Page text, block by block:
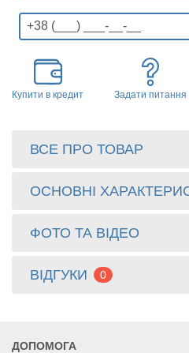
Купити в кредит Задати питання
ВСЕ ПРО ТОВАР
ОСНОВНІ
ФОТО ТА ВІДЕО
ВІДГУКИ 0
ДОПОМОГА